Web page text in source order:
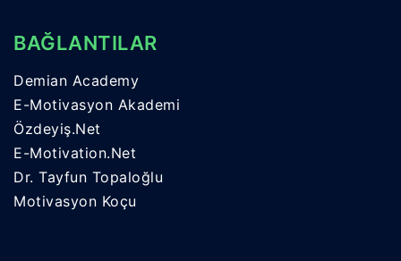
BAĞLANTILAR
Demian Academy
E-Motivasyon Akademi
Özdeyiş.Net
E-Motivation.Net
Dr. Tayfun Topaloğlu
Motivasyon Koçu